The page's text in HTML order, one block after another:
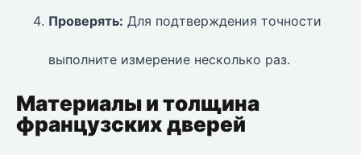
Проверять: Для подтверждения точности
выполните измерение несколько раз.
Материалы и толщина
французских дверей